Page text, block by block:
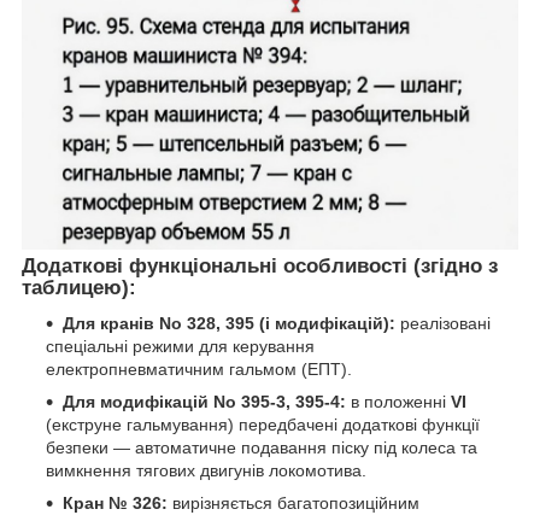
Додаткові функціональні особливості (згідно з
таблицею):
Для кранів No 328, 395 (і модифікацій): реалізовані
спеціальні режими для керування
електропневматичним гальмом (ЕПТ).
Для модифікацій No 395-3, 395-4: в положенні VI
(екструне гальмування) передбачені додаткові функції
безпеки — автоматичне подавання піску під колеса та
вимкнення тягових двигунів локомотива.
Кран № 326: вирізняється багатопозиційним